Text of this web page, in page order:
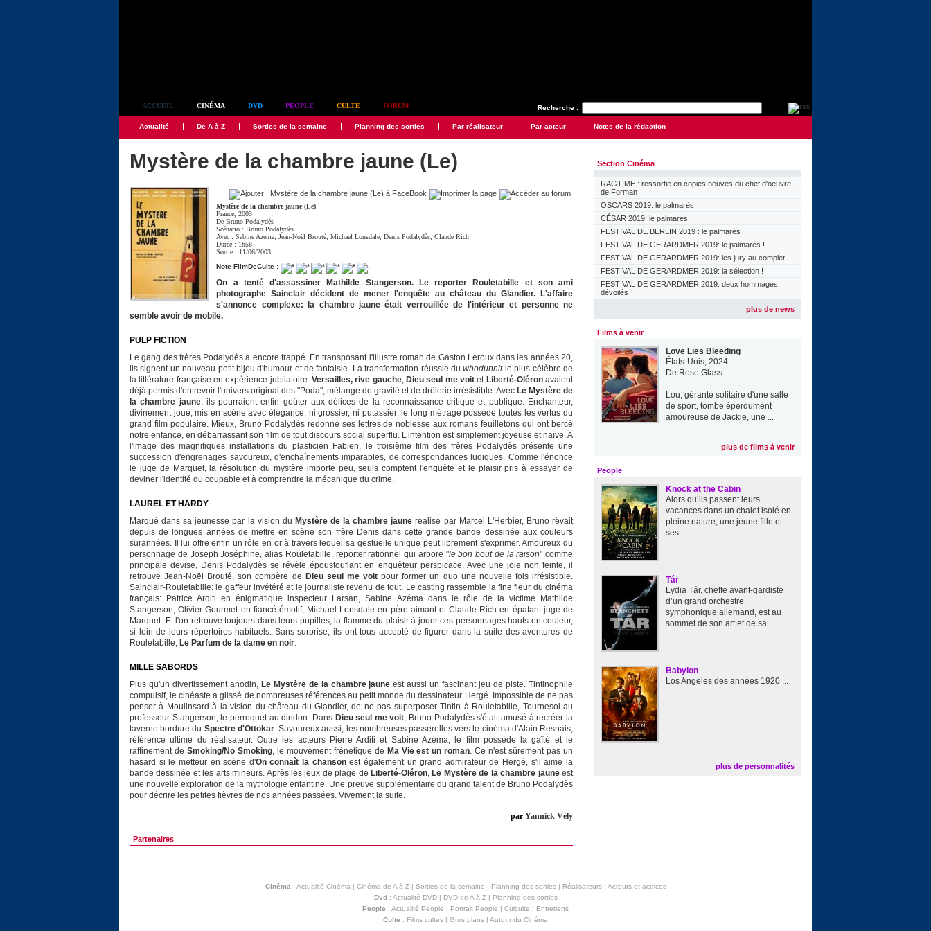
Recherche :
ACCUEIL CINÉMA DVD PEOPLE CULTE FORUM
Actualité De A à Z Sorties de la semaine Planning des sorties Par réalisateur Par acteur Notes de la rédaction
Mystère de la chambre jaune (Le)
Mystère de la chambre jaune (Le)
France, 2003
DeBruno Podalydès
Scénario :Bruno Podalydès
Avec :Sabine Azema ,Jean-Noël Brouté ,Michael Lonsdale ,Denis Podalydès ,Claude Rich
Durée : 1h58
Sortie : 11/06/2003
Note FilmDeCulte :
On a tenté d'assassiner Mathilde Stangerson. Le reporter Rouletabille et son ami
photographe Sainclair décident de mener l'enquête au château du Glandier. L'affaire
s'annonce complexe: la chambre jaune était verrouillée de l'intérieur et personne ne
semble avoir de mobile.
PULP FICTION
Le gang des frères Podalydès a encore frappé. En transposant l'illustre roman de Gaston Leroux dans les années 20,
ils signent un nouveau petit bijou d'humour et de fantaisie. La transformation réussie duwhodunnitle plus célèbre de
la littérature française en expérience jubilatoire. Versailles, rive gauche, Dieu seul me voit et Liberté-Oléronavaient
déjà permis d'entrevoir l'univers original des "Poda", mélange de gravité et de drôlerie irrésistible. Avec Le Mystère de
la chambre jaune, ils pourraient enfin goûter aux délices de la reconnaissance critique et publique. Enchanteur,
divinement joué, mis en scène avec élégance, ni grossier, ni putassier: le long métrage possède toutes les vertus du
grand film populaire. Mieux, Bruno Podalydès redonne ses lettres de noblesse aux romans feuilletons qui ont bercé
notre enfance, en débarrassant son film de tout discours social superflu. L’intention est simplement joyeuse et naïve. A
l'image des magnifiques installations du plasticien Fabien, le troisième film des frères Podalydès présente une
succession d'engrenages savoureux, d'enchaînements imparables, de correspondances ludiques. Comme l'énonce
le juge de Marquet, la résolution du mystère importe peu, seuls comptent l'enquête et le plaisir pris à essayer de
deviner l'identité du coupable et à comprendre la mécanique du crime.
LAUREL ET HARDY
Marqué dans sa jeunesse par la vision du Mystère de la chambre jaune réalisé par Marcel L'Herbier, Bruno rêvait
depuis de longues années de mettre en scène son frère Denis dans cette grande bande dessinée aux couleurs
surannées. Il lui offre enfin un rôle en or à travers lequel sa gestuelle unique peut librement s'exprimer. Amoureux du
personnage de Joseph Joséphine, alias Rouletabille, reporter rationnel qui arbore "le bon bout de la raison" comme
principale devise, Denis Podalydès se révèle époustouflant en enquêteur perspicace. Avec une joie non feinte, il
retrouve Jean-Noël Brouté, son compère de Dieu seul me voit pour former un duo une nouvelle fois irrésistible.
Sainclair-Rouletabille: le gaffeur invétéré et le journaliste revenu de tout. Le casting rassemble la fine fleur du cinéma
français: Patrice Arditi en énigmatique inspecteur Larsan, Sabine Azéma dans le rôle de la victime Mathilde
Stangerson, Olivier Gourmet en fiancé émotif, Michael Lonsdale en père aimant et Claude Rich en épatant juge de
Marquet. Et l'on retrouve toujours dans leurs pupilles, la flamme du plaisir à jouer ces personnages hauts en couleur,
si loin de leurs répertoires habituels. Sans surprise, ils ont tous accepté de figurer dans la suite des aventures de
Rouletabille, Le Parfum de la dame en noir.
MILLE SABORDS
Plus qu'un divertissement anodin, Le Mystère de la chambre jaune est aussi un fascinant jeu de piste. Tintinophile
compulsif, le cinéaste a glissé de nombreuses références au petit monde du dessinateur Hergé. Impossible de ne pas
penser à Moulinsard à la vision du château du Glandier, de ne pas superposer Tintin à Rouletabille, Tournesol au
professeur Stangerson, le perroquet au dindon. Dans Dieu seul me voit, Bruno Podalydès s'était amusé à recréer la
taverne bordure du Spectre d'Ottokar. Savoureux aussi, les nombreuses passerelles vers le cinéma d'Alain Resnais,
référence ultime du réalisateur. Outre les acteurs Pierre Arditi et Sabine Azéma, le film possède la gaîté et le
raffinement de Smoking/No Smoking, le mouvement frénétique de Ma Vie est un roman. Ce n'est sûrement pas un
hasard si le metteur en scène d'On connaît la chansonest également un grand admirateur de Hergé, s'il aime la
bande dessinée et les arts mineurs. Après les jeux de plage de Liberté-Oléron, Le Mystère de la chambre jauneest
une nouvelle exploration de la mythologie enfantine. Une preuve supplémentaire du grand talent de Bruno Podalydès
pour décrire les petites fièvres de nos années passées. Vivement la suite.
par Yannick Vély
Partenaires
Section Cinéma
RAGTIME : ressortie en copies neuves du chef d'oeuvre
de Forman
OSCARS 2019: le palmarès
CÉSAR 2019: le palmarès
FESTIVAL DE BERLIN 2019 : le palmarès
FESTIVAL DE GERARDMER 2019: le palmarès !
FESTIVAL DE GERARDMER 2019: les jury au complet !
FESTIVAL DE GERARDMER 2019: la sélection !
FESTIVAL DE GERARDMER 2019: deux hommages
dévoilés
plus de news
Films à venir
Love Lies Bleeding
États-Unis, 2024
De Rose Glass
Lou, gérante solitaire d'une salle
de sport, tombe éperdument
amoureuse de Jackie, une ...
plus de films à venir
People
Knock at the Cabin
Alors qu’ils passent leurs
vacances dans un chalet isolé en
pleine nature, une jeune fille et
ses ...
Tár
Lydia Tár, cheffe avant-gardiste
d’un grand orchestre
symphonique allemand, est au
sommet de son art et de sa ...
Babylon
Los Angeles des années 1920 ...
plus de personnalités
Cinéma : Actualité Cinéma | Cinéma de A à Z| Sorties de la semaine | Planning des sorties| Réalisateurs| Acteurs et actrices
Dvd: Actualité DVD| DVD de A à Z| Planning des sorties
People : Actualité People | Portrait People | Culculte | Entretiens
Culte : Films cultes | Gros plans | Autour du Cinéma